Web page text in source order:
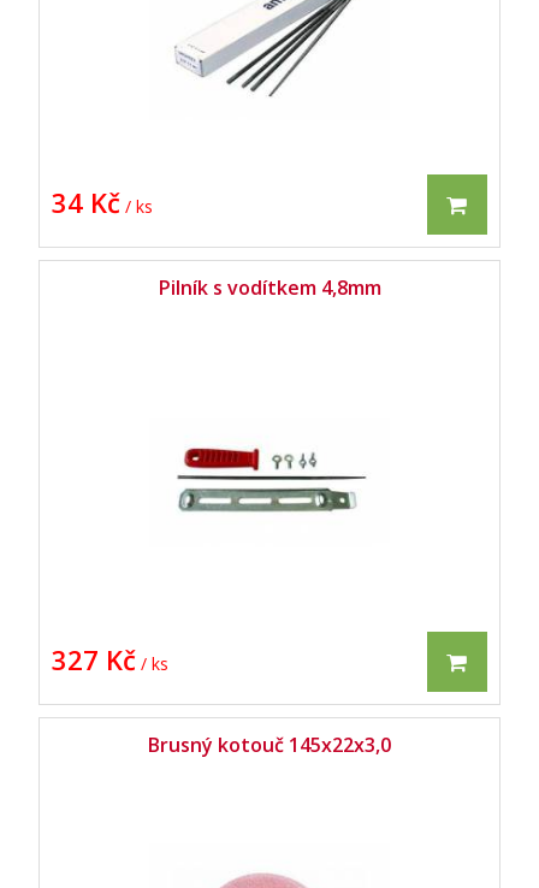
34 Kč / ks
Pilník s vodítkem 4,8mm
327 Kč / ks
Brusný kotouč 145x22x3,0